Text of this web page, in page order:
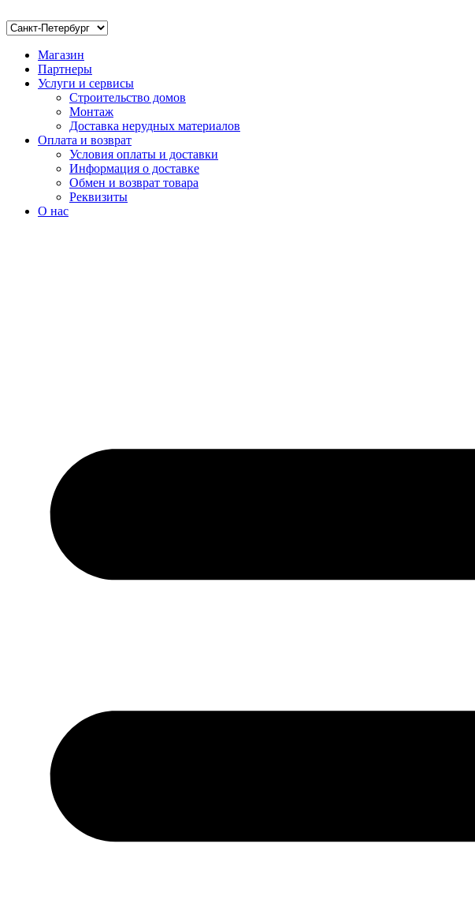
Магазин
Партнеры
Услуги и сервисы
Строительство домов
Монтаж
Доставка нерудных материалов
Оплата и возврат
Условия оплаты и доставки
Информация о доставке
Обмен и возврат товара
Реквизиты
О нас